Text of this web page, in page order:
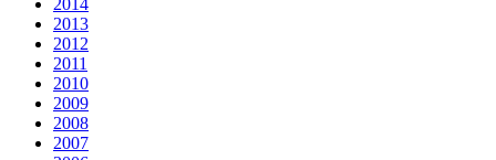
2014
2013
2012
2011
2010
2009
2008
2007